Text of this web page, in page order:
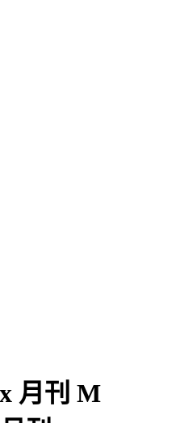
月刊 M